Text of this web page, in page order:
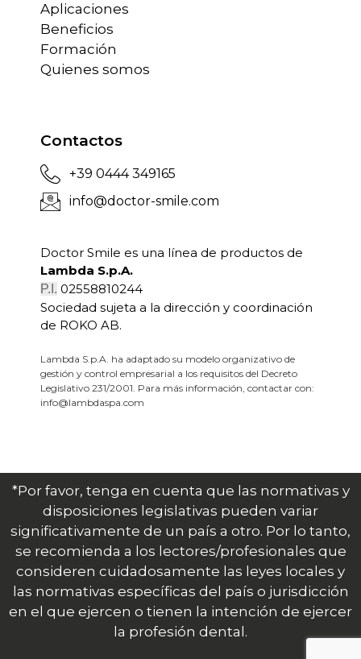
Aplicaciones
Beneficios
Formación
Quienes somos
Contactos
+39 0444 349165
info@doctor-smile.com
Doctor Smile es una línea de productos de
Lambda S.p.A.
P.I. 02558810244
Sociedad sujeta a la dirección y coordinación
de ROKO AB.
Lambda S.p.A. ha adaptado su modelo organizativo de
gestión y control empresarial a los requisitos del Decreto
Legislativo 231/2001. Para más información, contactar con:
info@lambdaspa.com
*Por favor, tenga en cuenta que las normativas y
disposiciones legislativas pueden variar
significativamente de un país a otro. Por lo tanto,
se recomienda a los lectores/profesionales que
consideren cuidadosamente las leyes locales y
las normativas específicas del país o jurisdicción
en el que ejercen o tienen la intención de ejercer
la profesión dental.